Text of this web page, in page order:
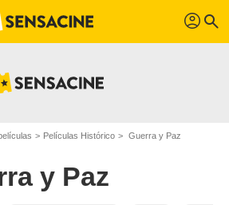
profil search
Películas Histórico Guerra y Paz
y Paz